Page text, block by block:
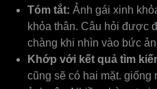
Tóm tắt: Ảnh gái xinh
khỏa thân. Câu hỏi được
chàng khi nhìn vào bức
Khớp với kết quả tìm
cũng sẽ có hai mặt.